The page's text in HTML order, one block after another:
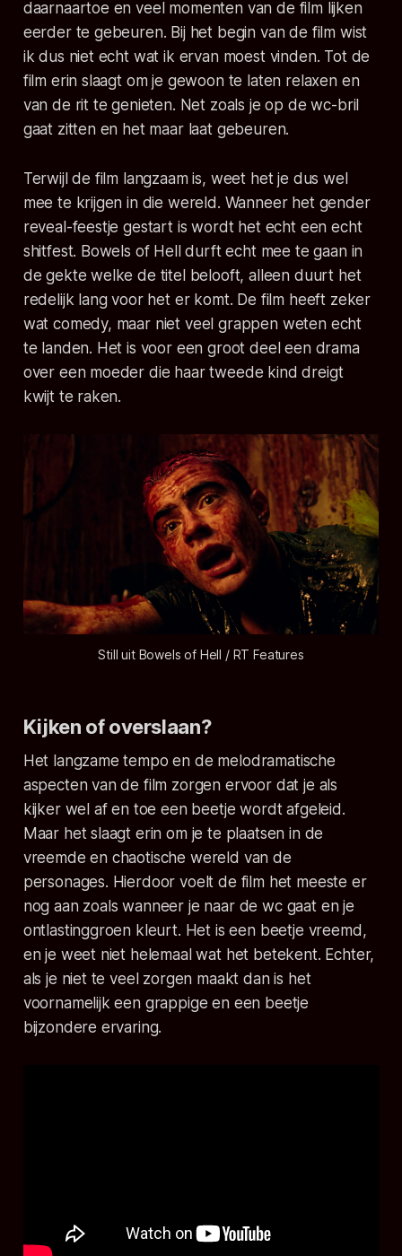
daarnaartoe en veel momenten van de film lijken
eerder te gebeuren. Bij het begin van de film wist
ik dus niet echt wat ik ervan moest vinden. Tot de
film erin slaagt om je gewoon te laten relaxen en
van de rit te genieten. Net zoals je op de wc-bril
gaat zitten en het maar laat gebeuren.
Terwijl de film langzaam is, weet het je dus wel
mee te krijgen in die wereld. Wanneer het gender
reveal-feestje gestart is wordt het echt een echt
shitfest. Bowels of Helldurft echt mee te gaan in
de gekte welke de titel belooft, alleen duurt het
redelijk lang voor het er komt. De film heeft zeker
wat comedy, maar niet veel grappen weten echt
te landen. Het is voor een groot deel een drama
over een moeder die haar tweede kind dreigt
kwijt te raken.
Still uit Bowels of Hell / RT Features
Kijken of overslaan?
Het langzame tempo en de melodramatische
aspecten van de film zorgen ervoor dat je als
kijker wel af en toe een beetje wordt afgeleid.
Maar het slaagt erin om je te plaatsen in de
vreemde en chaotische wereld van de
personages. Hierdoor voelt de film het meeste er
nog aan zoals wanneer je naar de wc gaat en je
ontlastinggroen kleurt. Het is een beetje vreemd,
en je weet niet helemaal wat het betekent. Echter,
als je niet te veel zorgen maakt dan is het
voornamelijk een grappige en een beetje
bijzondere ervaring.